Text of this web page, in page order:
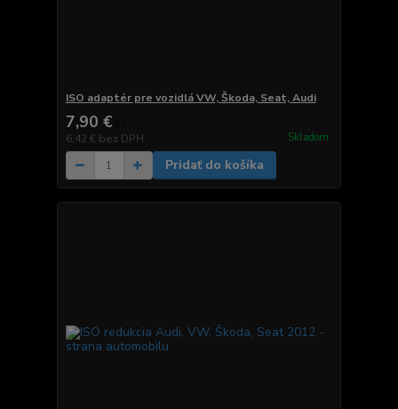
ISO adaptér pre vozidlá VW, Škoda, Seat, Audi
7,90 €
6,42 € bez DPH Skladom
Pridať do košíka